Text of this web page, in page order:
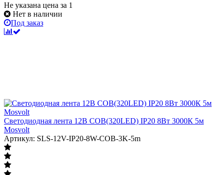
Не указана цена за 1
Нет в наличии
Под заказ
Светодиодная лента 12В COB(320LED) IP20 8Вт 3000К 5м
Mosvolt
Артикул: SLS-12V-IP20-8W-COB-3K-5m